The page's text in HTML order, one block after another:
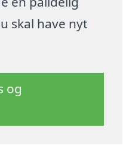
skal have nyt
og